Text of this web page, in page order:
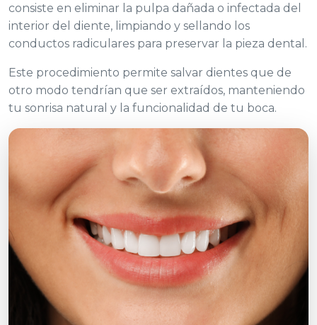
consiste en eliminar la pulpa dañada o infectada del
interior del diente, limpiando y sellando los
conductos radiculares para preservar la pieza dental.
Este procedimiento permite salvar dientes que de
otro modo tendrían que ser extraídos, manteniendo
tu sonrisa natural y la funcionalidad de tu boca.